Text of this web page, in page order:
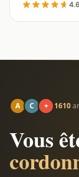
A C + 1610
Vous